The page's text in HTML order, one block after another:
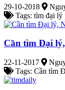
29-10-2018
Tags: tìm đại lý
Cần tìm Đại
22-11-2017
Tags: Cần tìm